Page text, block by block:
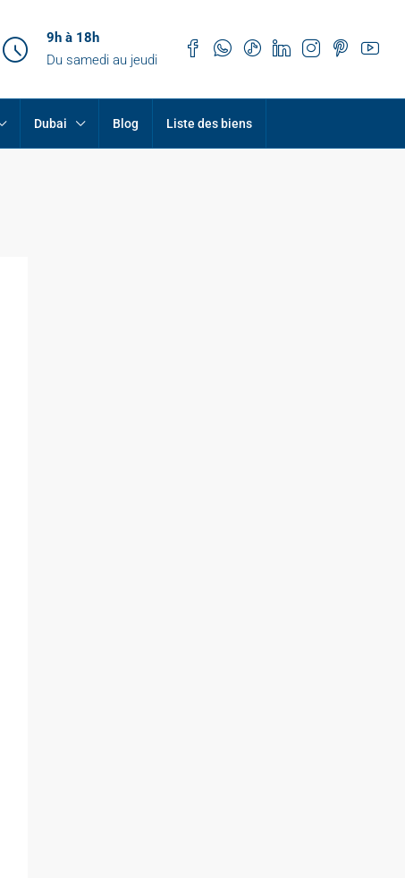
9h à 18h
Du samedi au jeudi
Dubai Blog Liste des biens